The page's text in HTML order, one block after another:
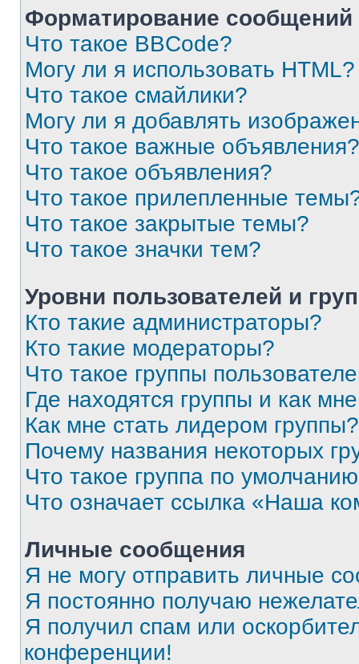
Форматирование
Что такое BBCode?
Могу ли я использовать HTML?
Что такое смайлики?
Могу ли я добавлять
Что такое важные объявления?
Что такое объявления?
Что такое прилепленные
Что такое закрытые темы?
Что такое значки тем?
Уровни пользователей и
Кто такие администраторы?
Кто такие модераторы?
Что такое группы
Где находятся группы и как
Как мне стать лидером группы?
Почему названия некоторых
Что такое группа по
Что означает ссылка «Наша
Личные сообщения
Я не могу отправить личные
Я постоянно получаю
Я получил спам или
конференции!